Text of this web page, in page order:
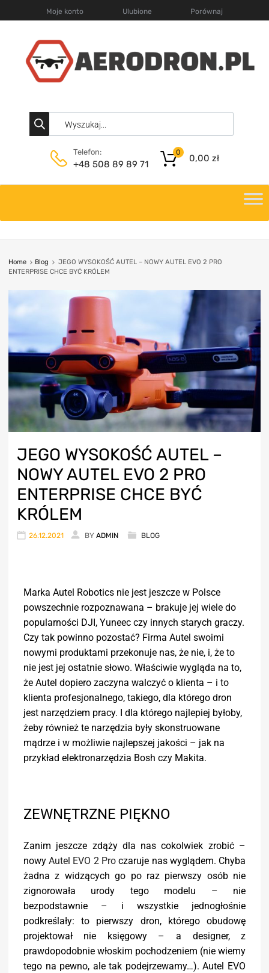
Moje konto Ulubione Porównaj
Telefon:
+48 508 89 89 71
0,00 zł
0
Home Blog
JEGO WYSOKOŚĆ AUTEL – NOWY AUTEL EVO 2 PRO
ENTERPRISE CHCE BYĆ KRÓLEM
JEGO WYSOKOŚĆ AUTEL –
NOWY AUTEL EVO 2 PRO
ENTERPRISE CHCE BYĆ
KRÓLEM
26.12.2021 BY ADMIN BLOG
Marka Autel Robotics nie jest jeszcze w Polsce
powszechnie rozpoznawana – brakuje jej wiele do
popularności DJI, Yuneec czy innych starych graczy.
Czy tak powinno pozostać? Firma Autel swoimi
nowymi produktami przekonuje nas, że nie, i, że to
nie jest jej ostatnie słowo. Właściwie wygląda na to,
że Autel dopiero zaczyna walczyć o klienta – i to
klienta profesjonalnego, takiego, dla którego dron
jest narzędziem pracy. I dla którego najlepiej byłoby,
żeby również te narzędzia były skonstruowane
mądrze i w możliwie najlepszej jakości – jak na
przykład elektronarzędzia Bosh czy Makita.
ZEWNĘTRZNE PIĘKNO
Zanim jeszcze zdąży dla nas cokolwiek zrobić –
nowyAutel EVO 2 Pro czaruje nas wyglądem. Chyba
żadna z widzących go po raz pierwszy osób nie
zignorowała urody tego modelu – nie
bezpodstawnie – i wszystkie jednogłośnie
podkreślały: to pierwszy dron, którego obudowę
projektował nie księgowy – a designer, z
prawdopodobnie włoskim pochodzeniem (nie wiemy
tego na pewno, ale tak podejrzewamy…). Autel EVO